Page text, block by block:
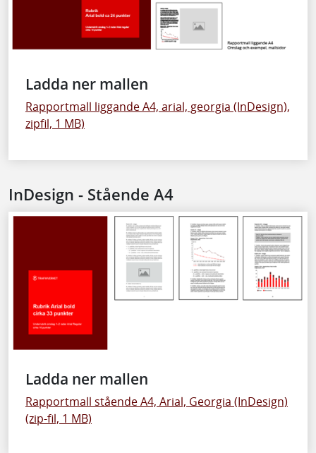
Ladda ner mallen
Rapportmall liggande A4, arial, georgia (InDesign),
zipfil, 1 MB)
InDesign - Stående A4
Ladda ner mallen
Rapportmall stående A4, Arial, Georgia (InDesign)
(zip-fil, 1 MB)